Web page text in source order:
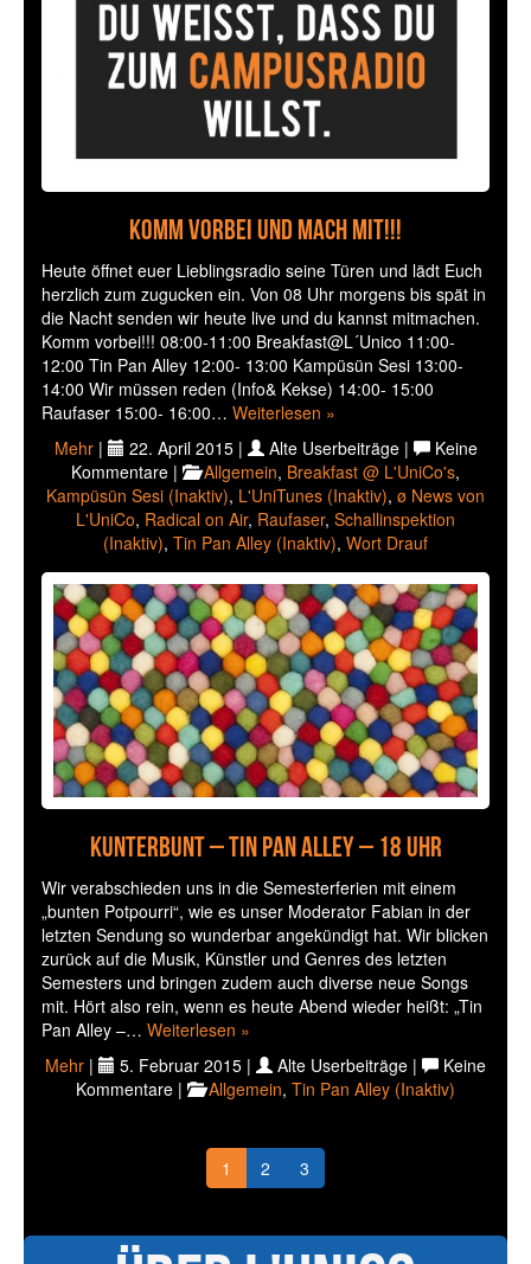
Komm vorbei und mach mit!!!
Heute öffnet euer Lieblingsradio seine Türen und lädt Euch
herzlich zum zugucken ein. Von 08 Uhr morgens bis spät in
die Nacht senden wir heute live und du kannst mitmachen.
Komm vorbei!!! 08:00-11:00 Breakfast@L´Unico 11:00-
12:00 Tin Pan Alley 12:00- 13:00 Kampüsün Sesi 13:00-
14:00 Wir müssen reden (Info& Kekse) 14:00- 15:00
Raufaser 15:00- 16:00… Weiterlesen »
Mehr| 22. April 2015 | Alte Userbeiträge |
Keine
Kommentare |
Allgemein, Breakfast @ L'UniCo's,
Kampüsün Sesi (Inaktiv), L'UniTunes (Inaktiv), ø News von
L'UniCo, Radical on Air, Raufaser, Schallinspektion
(Inaktiv), Tin Pan Alley (Inaktiv), Wort Drauf
Kunterbunt – Tin Pan Alley – 18 Uhr
Wir verabschieden uns in die Semesterferien mit einem
„bunten Potpourri“, wie es unser Moderator Fabian in der
letzten Sendung so wunderbar angekündigt hat. Wir blicken
zurück auf die Musik, Künstler und Genres des letzten
Semesters und bringen zudem auch diverse neue Songs
mit. Hört also rein, wenn es heute Abend wieder heißt: „Tin
Pan Alley –… Weiterlesen »
Mehr | 5. Februar 2015 | Alte Userbeiträge |
Keine
Kommentare |
Allgemein, Tin Pan Alley (Inaktiv)
1 2 3